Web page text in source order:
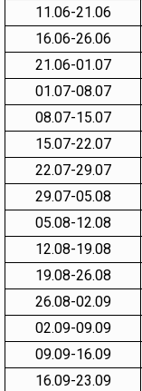
11.06-21.06
16.06-26.06
21.06-01.07
01.07-08.07
08.07-15.07
15.07-22.07
22.07-29.07
29.07-05.08
05.08-12.08
12.08-19.08
19.08-26.08
26.08-02.09
02.09-09.09
09.09-16.09
16.09-23.09